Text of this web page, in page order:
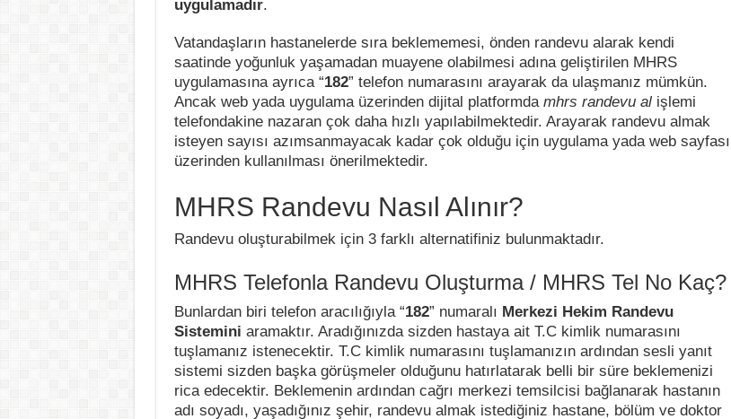
uygulamadır.
Vatandaşların hastanelerde sıra beklememesi, önden randevu alarak kendi
saatinde yoğunluk yaşamadan muayene olabilmesi adına geliştirilen MHRS
uygulamasına ayrıca “182” telefon numarasını arayarak da ulaşmanız mümkün.
Ancak web yada uygulama üzerinden dijital platformda mhrs randevu alişlemi
telefondakine nazaran çok daha hızlı yapılabilmektedir. Arayarak randevu almak
isteyen sayısı azımsanmayacak kadar çok olduğu için uygulama yada web sayfası
üzerinden kullanılması önerilmektedir.
MHRS Randevu Nasıl Alınır?
Randevu oluşturabilmek için 3 farklı alternatifiniz bulunmaktadır.
MHRS Telefonla Randevu Oluşturma / MHRS Tel No Kaç?
Bunlardan biri telefon aracılığıyla “182” numaralı Merkezi Hekim Randevu
Sistemini aramaktır. Aradığınızda sizden hastaya ait T.C kimlik numarasını
tuşlamanız istenecektir. T.C kimlik numarasını tuşlamanızın ardından sesli yanıt
sistemi sizden başka görüşmeler olduğunu hatırlatarak belli bir süre beklemenizi
rica edecektir. Beklemenin ardından cağrı merkezi temsilcisi bağlanarak hastanın
adı soyadı, yaşadığınız şehir, randevu almak istediğiniz hastane, bölüm ve doktor